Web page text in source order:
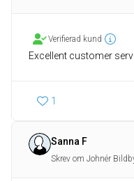
Verifierad kund
Excellent customer
1
Sanna F
Skrev om Johnér